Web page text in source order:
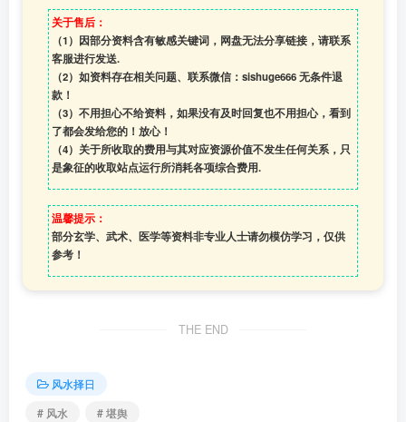
关于售后：
（1）因部分资料含有敏感关键词，网盘无法分享链接，请联系
客服进行发送.
（2）如资料存在相关问题、联系微信：sishuge666 无条件退
款！
（3） 不用担心不给资料，如果没有及时回复也不用担心，看到
了都会发给您的！放心！
（4） 关于所收取的费用与其对应资源价值不发生任何关系，只
是象征的收取站点运行所消耗各项综合费用.
温馨提示：
部分玄学、武术、医学等资料非专业人士请勿模仿学习，仅供
参考！
THE END
风水择日
# 风水
# 堪舆